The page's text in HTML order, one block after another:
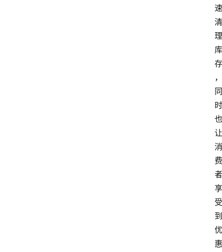
速
清
理
库
存
，
同
时
也
让
消
费
者
享
受
到
优
惠